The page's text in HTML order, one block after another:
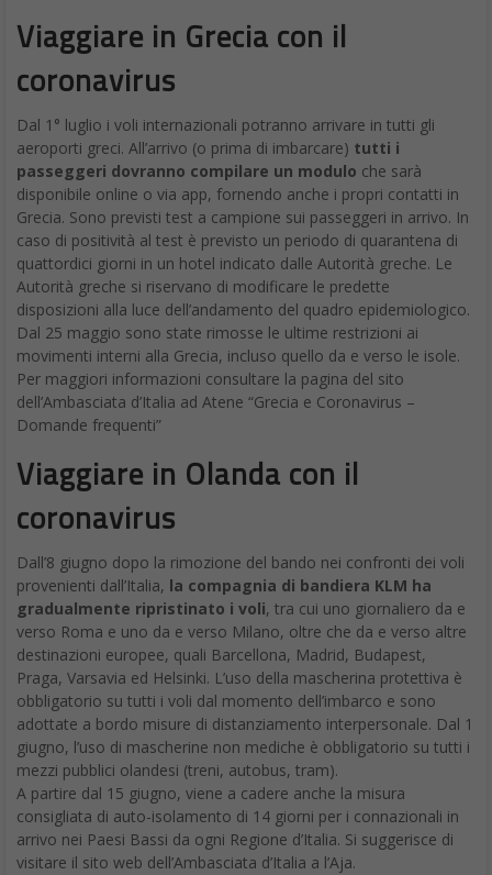
Viaggiare in Grecia con il
coronavirus
Dal 1° luglio i voli internazionali potranno arrivare in tutti gli
aeroporti greci. All’arrivo (o prima di imbarcare) tutti i
passeggeri dovranno compilare un modulo che sarà
disponibile online o via app, fornendo anche i propri contatti in
Grecia. Sono previsti test a campione sui passeggeri in arrivo. In
caso di positività al test è previsto un periodo di quarantena di
quattordici giorni in un hotel indicato dalle Autorità greche. Le
Autorità greche si riservano di modificare le predette
disposizioni alla luce dell’andamento del quadro epidemiologico.
Dal 25 maggio sono state rimosse le ultime restrizioni ai
movimenti interni alla Grecia, incluso quello da e verso le isole.
Per maggiori informazioni consultare la pagina del sito
dell’Ambasciata d’Italia ad Atene “Grecia e Coronavirus –
Domande frequenti”
Viaggiare in Olanda con il
coronavirus
Dall’8 giugno dopo la rimozione del bando nei confronti dei voli
provenienti dall’Italia, la compagnia di bandiera KLM ha
gradualmente ripristinato i voli, tra cui uno giornaliero da e
verso Roma e uno da e verso Milano, oltre che da e verso altre
destinazioni europee, quali Barcellona, Madrid, Budapest,
Praga, Varsavia ed Helsinki. L’uso della mascherina protettiva è
obbligatorio su tutti i voli dal momento dell’imbarco e sono
adottate a bordo misure di distanziamento interpersonale. Dal 1
giugno, l’uso di mascherine non mediche è obbligatorio su tutti i
mezzi pubblici olandesi (treni, autobus, tram).
A partire dal 15 giugno, viene a cadere anche la misura
consigliata di auto-isolamento di 14 giorni per i connazionali in
arrivo nei Paesi Bassi da ogni Regione d’Italia. Si suggerisce di
visitare il sito web dell’Ambasciata d’Italia a l’Aja.